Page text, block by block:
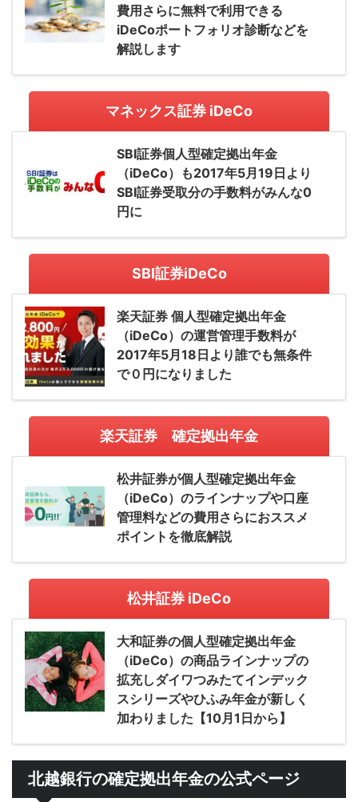
費用さらに無料で利用できる
iDeCoポートフォリオ診断などを
解説します
マネックス証券 iDeCo
SBI証券個人型確定拠出年金
（iDeCo）も2017年5月19日より
SBI証券受取分の手数料がみんな0
円に
SBI証券iDeCo
楽天証券 個人型確定拠出年金
（iDeCo）の運営管理手数料が
2017年5月18日より誰でも無条件
で０円になりました
楽天証券 確定拠出年金
松井証券が個人型確定拠出年金
（iDeCo）のラインナップや口座
管理料などの費用さらにおススメ
ポイントを徹底解説
松井証券 iDeCo
大和証券の個人型確定拠出年金
（iDeCo）の商品ラインナップの
拡充しダイワつみたてインデック
スシリーズやひふみ年金が新しく
加わりました【10月1日から】
北越銀行の確定拠出年金の公式ページ